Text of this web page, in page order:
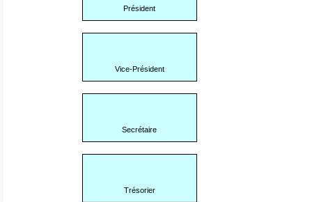
Président
Vice-Président
Secrétaire
Trésorier